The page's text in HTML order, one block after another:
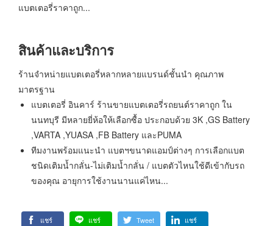
แบตเตอรี่ราคาถูก...
สินค้าและบริการ
ร้านจำหน่ายแบตเตอรี่หลากหลายแบรนด์ชั้นนำ คุณภาพ
มาตรฐาน
แบตเตอรี่ อินคาร์ ร้านขายแบตเตอรี่รถยนต์ราคาถูก ใน
นนทบุรี มีหลายยี่ห้อให้เลือกซื้อ ประกอบด้วย 3K ,GS Battery
,VARTA ,YUASA ,FB Battery และPUMA
ทีมงานพร้อมแนะนำ แบตฯขนาดแอมป์ต่างๆ การเลือกแบต
ชนิดเติมน้ำกลั่น-ไม่เติมน้ำกลั่น / แบตตัวไหนใช้ดีเข้ากับรถ
ของคุณ อายุการใช้งานนานแค่ไหน...
แชร์ แชร์ Tweet แชร์